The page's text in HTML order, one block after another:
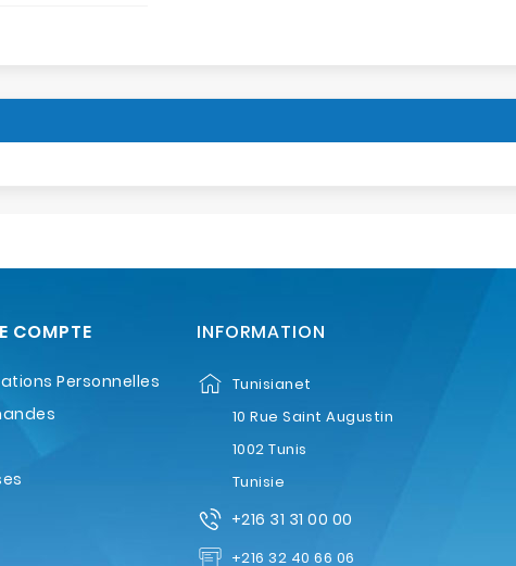
COMPTE
Personnelles
INFORMATION
Tunisianet
10 Rue Saint Augustin
1002 Tunis
Tunisie
+216 31 31 00 00
+216 32 40 66 06